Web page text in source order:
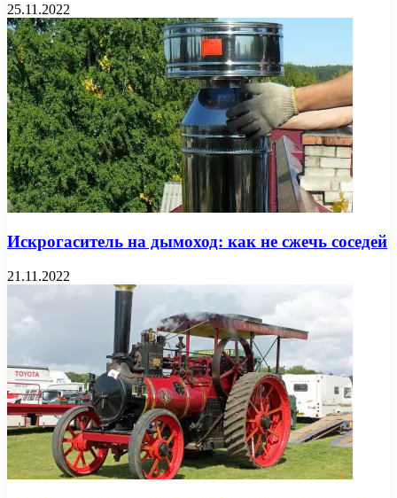
25.11.2022
Искрогаситель на дымоход: как не сжечь соседей
21.11.2022